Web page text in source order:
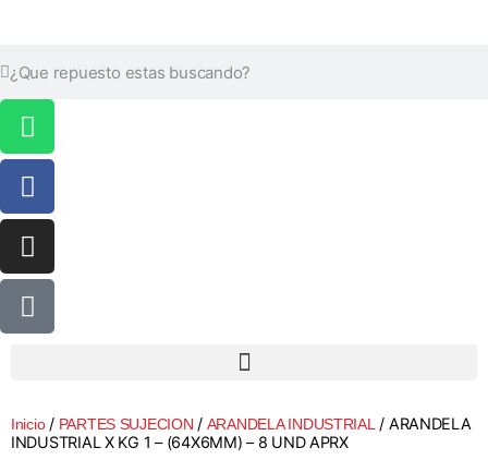
Inicio/ PARTES SUJECION / ARANDELA INDUSTRIAL / ARANDELA
INDUSTRIAL X KG 1 – (64X6MM) – 8 UND APRX